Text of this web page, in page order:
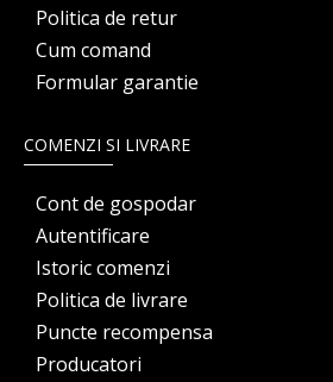
Politica de retur
Cum comand
Formular garantie
COMENZI SI LIVRARE
Cont de gospodar
Autentificare
Istoric comenzi
Politica de livrare
Puncte recompensa
Producatori